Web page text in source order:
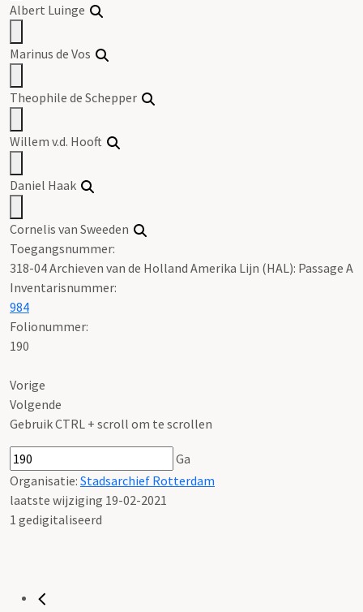
Albert Luinge
Marinus de Vos
Theophile de Schepper
Willem v.d. Hooft
Daniel Haak
Cornelis van Sweeden
Toegangsnummer:
318-04 Archieven van de Holland Amerika Lijn (HAL): Passage A
Inventarisnummer:
984
Folionummer:
190
Vorige
Volgende
Gebruik CTRL + scroll om te scrollen
Ga
Organisatie: Stadsarchief Rotterdam
laatste wijziging 19-02-2021
1 gedigitaliseerd